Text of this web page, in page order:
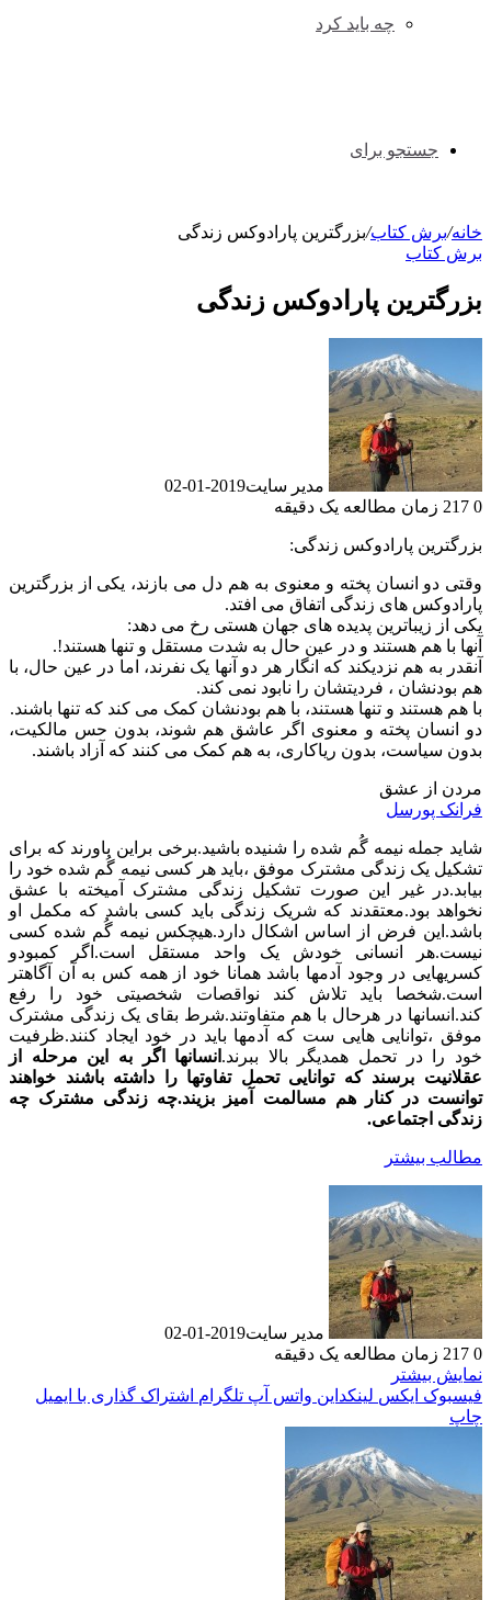
چه باید کرد
جستجو برای
خانه/برش کتاب/بزرگترین پارادوکس زندگی
برش کتاب
بزرگترین پارادوکس زندگی
مدیر سایت2019-01-02
0
زمان مطالعه یک دقیقه
بزرگترین پارادوکس زندگی:
وقتی دو انسان پخته و معنوی به هم دل می بازند، یکی از بزرگترین
پارادوکس های زندگی اتفاق می افتد.
یکی از زیباترین پدیده های جهان هستی رخ می دهد:
آنها با هم هستند و در عین حال به شدت مستقل و تنها هستند!.
آنقدر به هم نزدیکند که انگار هر دو آنها یک نفرند، اما در عین حال، با
هم بودنشان ، فردیتشان را نابود نمی کند.
با هم هستند و تنها هستند، با هم بودنشان کمک می کند که تنها باشند.
دو انسان پخته و معنوی اگر عاشق هم شوند، بدون حس مالکیت،
بدون سیاست، بدون ریاکاری، به هم کمک می کنند که آزاد باشند.
مردن از عشق
فرانک پورسل
شاید جمله نیمه گُم شده را شنیده باشید.برخی براین باورند که برای
تشکیل یک زندگی مشترک موفق ،باید هر کسی نیمه گُم شده خود را
بیابد.در غیر این صورت تشکیل زندگی مشترک آمیخته با عشق
نخواهد بود.معتقدند که شریک زندگی باید کسی باشد که مکمل او
باشد.این فرض از اساس اشکال دارد.هیچکس نیمه گُم شده کسی
نیست.هر انسانی خودش یک واحد مستقل است.اگر کمبودو
کسریهایی در وجود آدمها باشد همانا خود از همه کس به آن آگاهتر
است.شخصا باید تلاش کند نواقصات شخصیتی خود را رفع
کند.انسانها در هرحال با هم متفاوتند.شرط بقای یک زندگی مشترک
موفق ،توانایی هایی ست که آدمها باید در خود ایجاد کنند.ظرفیت
خود را در تحمل همدیگر بالا ببرند. انسانها اگر به این مرحله از
عقلانیت برسند که توانایی تحمل تفاوتها را داشته باشند خواهند
توانست در کنار هم مسالمت آمیز بزیند.چه زندگی مشترک چه
زندگی اجتماعی.
مطالب بیشتر
مدیر سایت2019-01-02
0
زمان مطالعه یک دقیقه
نمایش بیشتر
فیسبوک ایکس لینکداین واتس آپ تلگرام اشتراک گذاری با ایمیل
چاپ